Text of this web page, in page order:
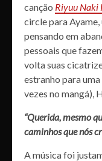
canção Riyuu Naki
circle para Ayame,
pensando em
pessoais que
volta suas
estranho para
vezes no mangá),
“Querida, mesmo
caminhos que nós
A música foi